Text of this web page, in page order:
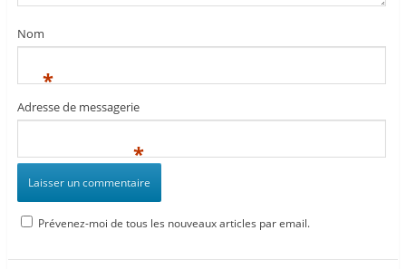
Nom
*
Adresse de messagerie
*
Prévenez-moi de tous les nouveaux articles par email.